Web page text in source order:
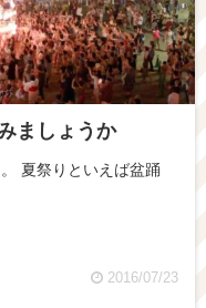
ましょうか
夏祭りといえば盆踊
2016/07/23